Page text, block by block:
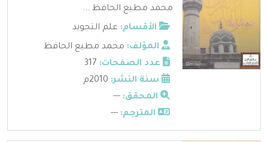
محمد مطيع الحافظ ...
الأقسام: علم التجويد
المؤلف: محمد مطيع الحافظ
عدد الصفحات:
سنة النشر:
المحقق: ---
المترجم: ---